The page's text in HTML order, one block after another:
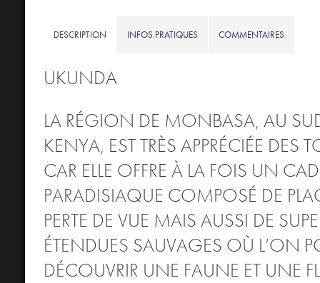
DESCRIPTION INFOS PRATIQUES COMMENTAIRES
UKUNDA
LA RÉGION DE MONBASA, AU
KENYA, EST TRÈS APPRÉCIÉE DES
CAR ELLE OFFRE À LA FOIS UN
PARADISIAQUE COMPOSÉ DE
PERTE DE VUE MAIS AUSSI DE
ÉTENDUES SAUVAGES OÙ L’ON
DÉCOUVRIR UNE FAUNE ET UNE